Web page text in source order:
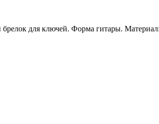
для ключей. Форма гитары.